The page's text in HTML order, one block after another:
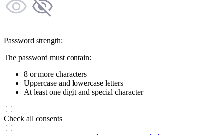
Password strength:
The password must contain:
8 or more characters
Uppercase and lowercase letters
At least one digit and special character
Check all consents